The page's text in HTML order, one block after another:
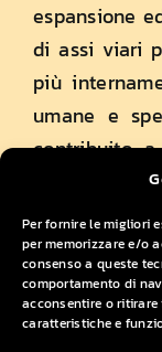
Per fornire le migliori
per memorizzare e/o
consenso a queste
comportamento di
acconsentire o
caratteristiche e
espansione
di assi viari
più
umane e
contribuito
mondo nel
secco”
della
unitamente
cristallino, a